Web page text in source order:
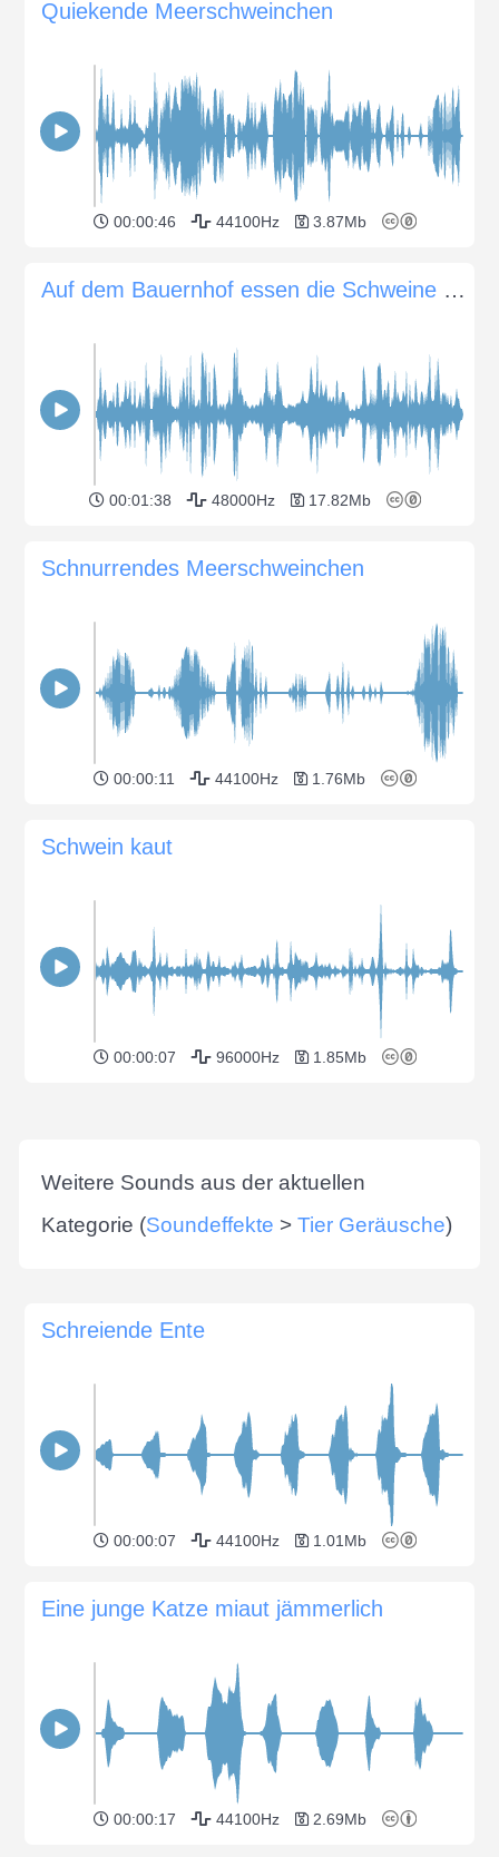
Quiekende Meerschweinchen
00:00:46 44100Hz 3.87Mb
Auf dem Bauernhof essen die Schweine zu Mittag
00:01:38 48000Hz 17.82Mb
Schnurrendes Meerschweinchen
00:00:11 44100Hz 1.76Mb
Schwein kaut
00:00:07 96000Hz 1.85Mb
Weitere Sounds aus der aktuellen
Kategorie (Soundeffekte > Tier Geräusche)
Schreiende Ente
00:00:07 44100Hz 1.01Mb
Eine junge Katze miaut jämmerlich
00:00:17 44100Hz 2.69Mb